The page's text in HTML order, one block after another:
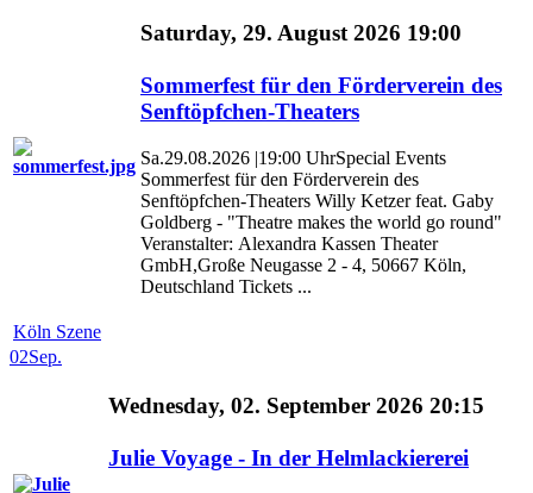
Saturday, 29. August 2026 19:00
Sommerfest für den Förderverein des
Senftöpfchen-Theaters
Sa.29.08.2026 |19:00 UhrSpecial Events
Sommerfest für den Förderverein des
Senftöpfchen-Theaters Willy Ketzer feat. Gaby
Goldberg - "Theatre makes the world go round"
Veranstalter: Alexandra Kassen Theater
GmbH,Große Neugasse 2 - 4, 50667 Köln,
Deutschland Tickets ...
Köln Szene
02Sep.
Wednesday, 02. September 2026 20:15
Julie Voyage - In der Helmlackiererei